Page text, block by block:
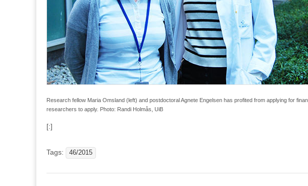
Research fellow Maria Omsland (left) and postdoctoral Agnete Engelsen has profited from applying for
researchers to apply. Photo: Randi Holmås, UiB
[:]
Tags: 46/2015